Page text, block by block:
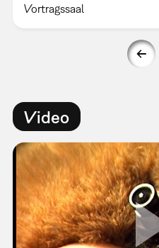
Vortragssaal
Video